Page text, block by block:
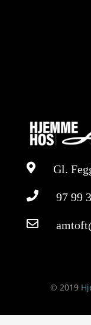
Gl.
97 99
© 2019